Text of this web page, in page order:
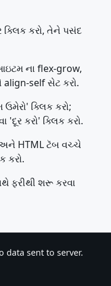
કરો, તેને પસંદ
ના flex-grow,
self સેટ કરો.
ક્લિક કરો;
કરો' ક્લિક કરો.
HTML ટૅબ વચ્ચે
કરો.
ફરીથી શરૂ કરવા
data sent to server.